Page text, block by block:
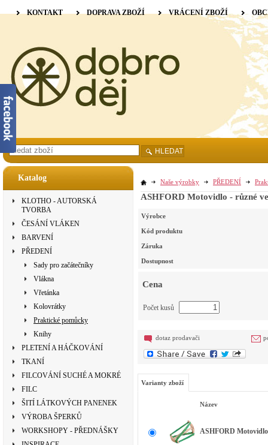
Katalog
KLOTHO - AUTORSKÁ
TVORBA
ČESÁNÍ VLÁKEN
BARVENÍ
PŘEDENÍ
Sady pro začátečníky
Vlákna
Vřetánka
Kolovrátky
Praktické pomůcky
Knihy
PLETENÍ A HÁČKOVÁNÍ
TKANÍ
FILCOVÁNÍ SUCHÉ A MOKRÉ
FILC
ŠITÍ LÁTKOVÝCH PANENEK
VÝROBA ŠPERKŮ
WORKSHOPY - PŘEDNÁŠKY
Naše výrobky PŘEDENÍ
ASHFORD Motovidlo - různé
Výrobce
Kód produktu
Záruka
Dostupnost
Cena
Počet kusů
dotaz prodavači
Varianty zboží
Název
ASHFORD
KONTAKT DOPRAVA ZBOŽÍ VRÁCENÍ ZBOŽÍ
HLEDAT